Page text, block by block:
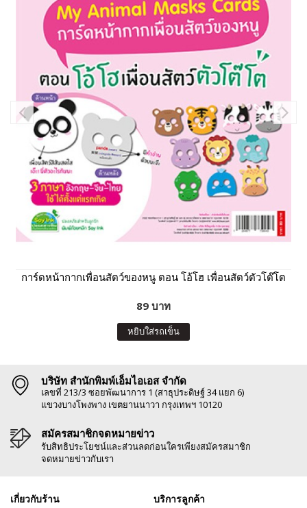
การ์ดหน้ากากเพื่อนสัตว์ของหนู ตอน โอ้โฮ เพื่อนสัตว์ตัวโต๊โต
89 บาท
หยิบใส่รถเข็น
บริษัท สำนักพิมพ์เอ็มไอเอส จำกัด
เลขที่ 213/3 ซอยพัฒนาการ 1 (สาธุประดิษฐ์ 34 แยก 6)
แขวงบางโพงพาง เขตยานนาวา กรุงเทพฯ 10120
สมัครสมาชิกจดหมายข่าว
รับสิทธิประโยชน์และส่วนลดก่อนใครเพียงสมัครสมาชิก
จดหมายข่าวกับเรา
เกี่ยวกับร้าน บริการลูกค้า